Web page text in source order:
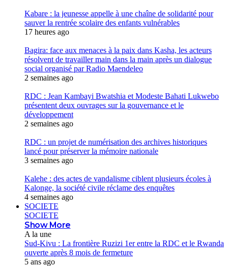
Kabare : la jeunesse appelle à une chaîne de solidarité pour
sauver la rentrée scolaire des enfants vulnérables
17 heures ago
Bagira: face aux menaces à la paix dans Kasha, les acteurs
résolvent de travailler main dans la main après un dialogue
social organisé par Radio Maendeleo
2 semaines ago
RDC : Jean Kambayi Bwatshia et Modeste Bahati Lukwebo
présentent deux ouvrages sur la gouvernance et le
développement
2 semaines ago
RDC : un projet de numérisation des archives historiques
lancé pour préserver la mémoire nationale
3 semaines ago
Kalehe : des actes de vandalisme ciblent plusieurs écoles à
Kalonge, la société civile réclame des enquêtes
4 semaines ago
SOCIETE
SOCIETE
Show More
A la une
Sud-Kivu : La frontière Ruzizi 1er entre la RDC et le Rwanda
ouverte après 8 mois de fermeture
5 ans ago